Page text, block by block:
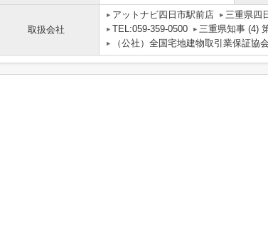
取扱会社
アットナビ四日市駅前店
三重県四
TEL:059-359-0500
三重県知事 (4)
（公社）全国宅地建物取引業保証協